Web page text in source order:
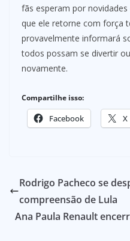
fãs esperam por
que ele retorne com força
provavelmente informará
todos possam se divertir
novamente.
Compartilhe isso:
Facebook X
Rodrigo Pacheco se
compreensão de Lula
Ana Paula Renault